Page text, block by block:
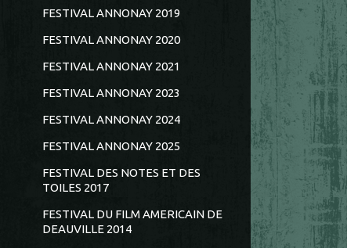
FESTIVAL ANNONAY 2019
FESTIVAL ANNONAY 2020
FESTIVAL ANNONAY 2021
FESTIVAL ANNONAY 2023
FESTIVAL ANNONAY 2024
FESTIVAL ANNONAY 2025
FESTIVAL DES NOTES ET DES
TOILES 2017
FESTIVAL DU FILM AMERICAIN DE
DEAUVILLE 2014